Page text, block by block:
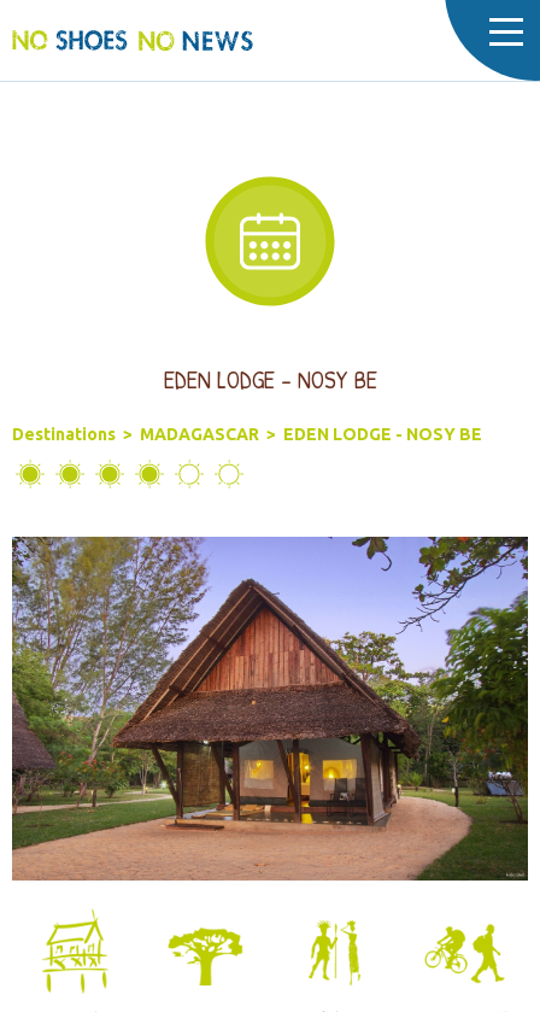
EDEN LODGE - NOSY BE
Destinations > MADAGASCAR > EDEN LODGE - NOSY BE